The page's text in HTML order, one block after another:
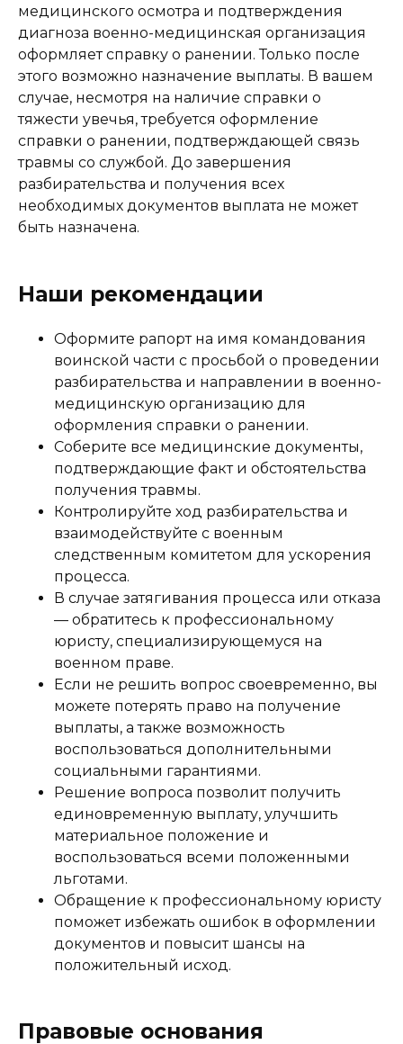
медицинского осмотра и подтверждения
диагноза военно-медицинская организация
оформляет справку о ранении. Только после
этого возможно назначение выплаты. В вашем
случае, несмотря на наличие справки о
тяжести увечья, требуется оформление
справки о ранении, подтверждающей связь
травмы со службой. До завершения
разбирательства и получения всех
необходимых документов выплата не может
быть назначена.
Наши рекомендации
Оформите рапорт на имя командования
воинской части с просьбой о проведении
разбирательства и направлении в военно-
медицинскую организацию для
оформления справки о ранении.
Соберите все медицинские документы,
подтверждающие факт и обстоятельства
получения травмы.
Контролируйте ход разбирательства и
взаимодействуйте с военным
следственным комитетом для ускорения
процесса.
В случае затягивания процесса или отказа
— обратитесь к профессиональному
юристу, специализирующемуся на
военном праве.
Если не решить вопрос своевременно, вы
можете потерять право на получение
выплаты, а также возможность
воспользоваться дополнительными
социальными гарантиями.
Решение вопроса позволит получить
единовременную выплату, улучшить
материальное положение и
воспользоваться всеми положенными
льготами.
Обращение к профессиональному юристу
поможет избежать ошибок в оформлении
документов и повысит шансы на
положительный исход.
Правовые основания